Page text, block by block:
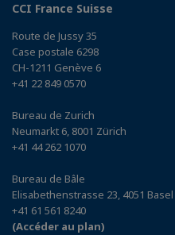
CCI France Suisse
Route de Jussy 35
Case postale 6298
CH-1211 Genève 6
+41 22 849 0570
Bureau de Zurich
Neumarkt 6, 8001 Zürich
+41 44 262 1070
Bureau de Bâle
Elisabethenstrasse 23, 4051 Basel
+41 61 561 8240
(Accéder au plan)